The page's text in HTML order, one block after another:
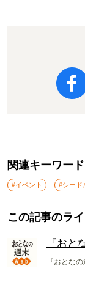
関連キーワード
#イベント #シード
この記事のラ
『おと
『おとな